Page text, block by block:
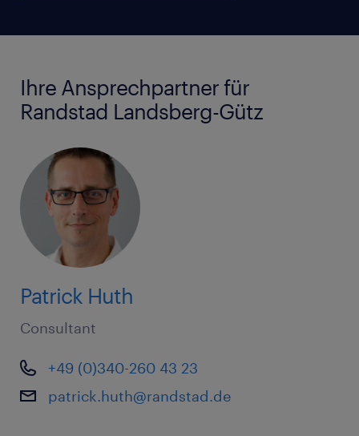
Ihre Ansprechpartner für
Randstad Landsberg-Gütz
Patrick Huth
Consultant
+49 (0)340-260 43 23
patrick.huth@randstad.de